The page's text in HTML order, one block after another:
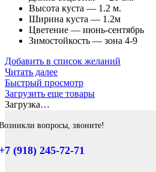
Высота куста — 1.2 м.
Ширина куста — 1.2м
Цветение — июнь-сентябрь
Зимостойкость — зона 4-9
Добавить в список желаний
Читать далее
Быстрый просмотр
Загрузить еще товары
Загрузка…
вопросы, звоните!
(918) 245-72-71